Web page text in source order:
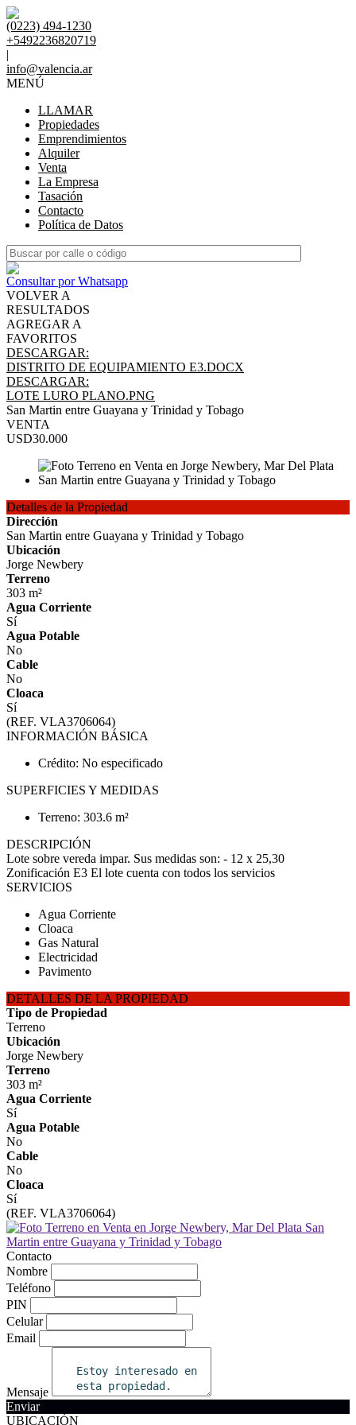
(0223) 494-1230
+5492236820719
|
info@valencia.ar
MENÚ
LLAMAR
Propiedades
Emprendimientos
Alquiler
Venta
La Empresa
Tasación
Contacto
Política de Datos
Consultar por Whatsapp
VOLVER A
RESULTADOS
AGREGAR A
FAVORITOS
DESCARGAR:
DISTRITO DE EQUIPAMIENTO E3.DOCX
DESCARGAR:
LOTE LURO PLANO.PNG
San Martin entre Guayana y Trinidad y Tobago
VENTA
USD30.000
Detalles de la Propiedad
Dirección
San Martin entre Guayana y Trinidad y Tobago
Ubicación
Jorge Newbery
Terreno
303 m²
Agua Corriente
Sí
Agua Potable
No
Cable
No
Cloaca
Sí
(REF. VLA3706064)
INFORMACIÓN BÁSICA
Crédito: No especificado
SUPERFICIES Y MEDIDAS
Terreno: 303.6 m²
DESCRIPCIÓN
Lote sobre vereda impar. Sus medidas son: - 12 x 25,30
Zonificación E3 El lote cuenta con todos los servicios
SERVICIOS
Agua Corriente
Cloaca
Gas Natural
Electricidad
Pavimento
DETALLES DE LA PROPIEDAD
Tipo de Propiedad
Terreno
Ubicación
Jorge Newbery
Terreno
303 m²
Agua Corriente
Sí
Agua Potable
No
Cable
No
Cloaca
Sí
(REF. VLA3706064)
Contacto
Nombre
Teléfono
PIN
Celular
Email
Mensaje
Enviar
UBICACIÓN